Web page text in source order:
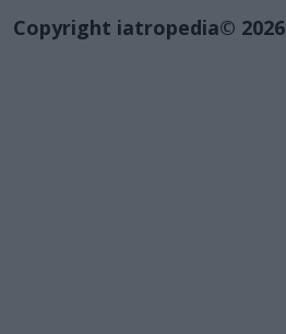
Copyright iatropedia© 2026